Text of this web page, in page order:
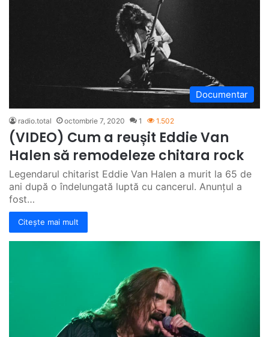
Documentar
radio.total octombrie 7, 2020 1 1.502
(VIDEO) Cum a reușit Eddie Van
Halen să remodeleze chitara rock
Legendarul chitarist Eddie Van Halen a murit la 65 de
ani după o îndelungată luptă cu cancerul. Anunțul a
fost…
Citește mai mult